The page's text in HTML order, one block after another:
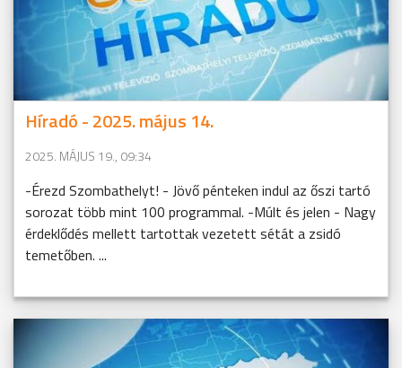
Híradó - 2025. május 14.
2025. MÁJUS 19., 09:34
-Érezd Szombathelyt! - Jövő pénteken indul az őszi tartó
sorozat több mint 100 programmal. -Múlt és jelen - Nagy
érdeklődés mellett tartottak vezetett sétát a zsidó
temetőben. ...